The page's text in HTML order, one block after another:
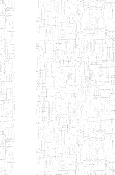
GAROUA
ENBIEG DE
GAROUA
ENIEG DE
PITOA
ENIEG DE
TCHOLLIRE
ENIEG DE POLI